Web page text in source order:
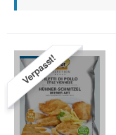
Verpasst!